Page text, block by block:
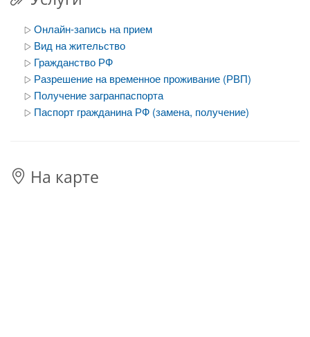
Онлайн-запись на прием
Вид на жительство
Гражданство РФ
Разрешение на временное проживание (РВП)
Получение загранпаспорта
Паспорт гражданина РФ (замена, получение)
На карте